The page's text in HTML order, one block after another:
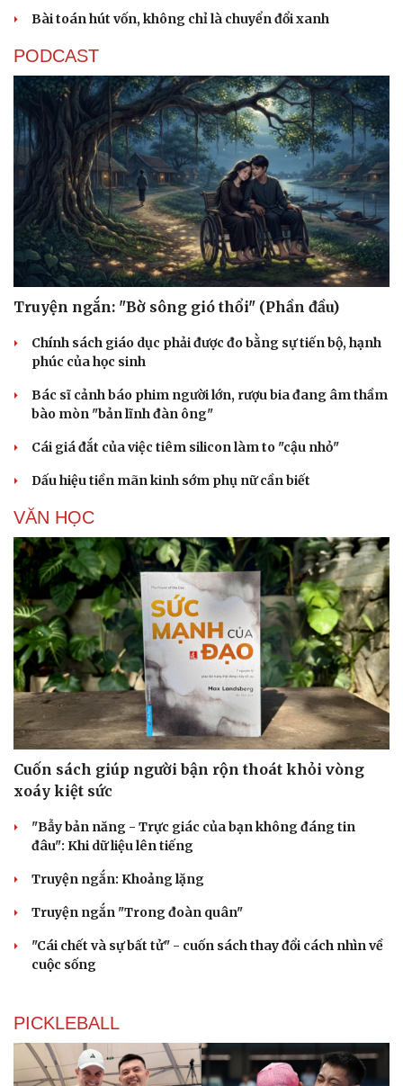
Cải chính
Bài toán hút vốn, không chỉ là chuyển đổi xanh
PODCAST
Truyện ngắn: "Bờ sông gió thổi" (Phần đầu)
Chính sách giáo dục phải được đo bằng sự tiến bộ, hạnh
phúc của học sinh
Bác sĩ cảnh báo phim người lớn, rượu bia đang âm thầm
bào mòn "bản lĩnh đàn ông"
Cái giá đắt của việc tiêm silicon làm to "cậu nhỏ"
Dấu hiệu tiền mãn kinh sớm phụ nữ cần biết
VĂN HỌC
Cuốn sách giúp người bận rộn thoát khỏi vòng
xoáy kiệt sức
"Bẫy bản năng - Trực giác của bạn không đáng tin
đâu": Khi dữ liệu lên tiếng
Truyện ngắn: Khoảng lặng
Truyện ngắn "Trong đoàn quân"
"Cái chết và sự bất tử" - cuốn sách thay đổi cách nhìn về
cuộc sống
PICKLEBALL